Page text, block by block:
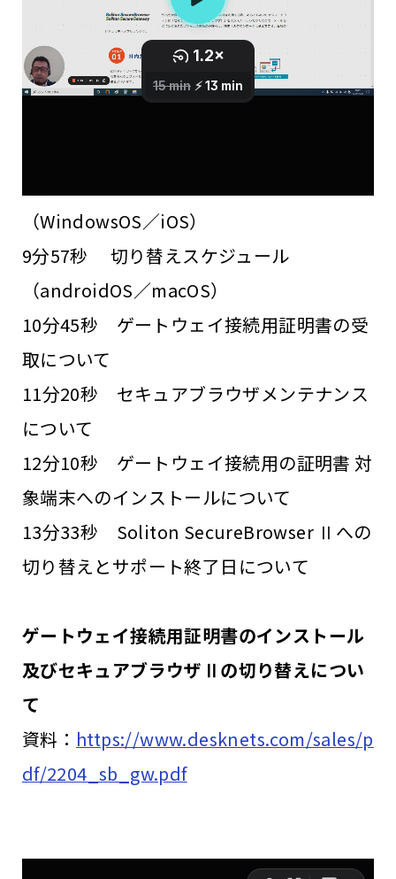
2分50秒 [Soliton SecureBrowser Pro]の
公開・サポート終了日
3分 7秒 [Soliton SecureBrowser Pro]の
（WindowsOS／iOS）
9分57秒 切り替えスケジュール
（androidOS／macOS）
10分45秒 ゲートウェイ接続用証明書の受
取について
11分20秒 セキュアブラウザメンテナンス
について
12分10秒 ゲートウェイ接続用の証明書 対
象端末へのインストールについて
13分33秒 Soliton SecureBrowser Ⅱへの
切り替えとサポート終了日について
ゲートウェイ接続用証明書のインストール
及びセキュアブラウザⅡの切り替えについ
て
資料： https://www.desknets.com/sales/p
df/2204_sb_gw.pdf